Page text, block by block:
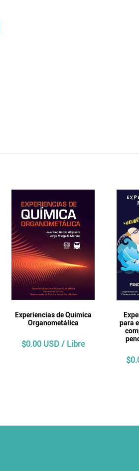
Experiencias de Química
Organometálica
$0.00 USD / Libre
para